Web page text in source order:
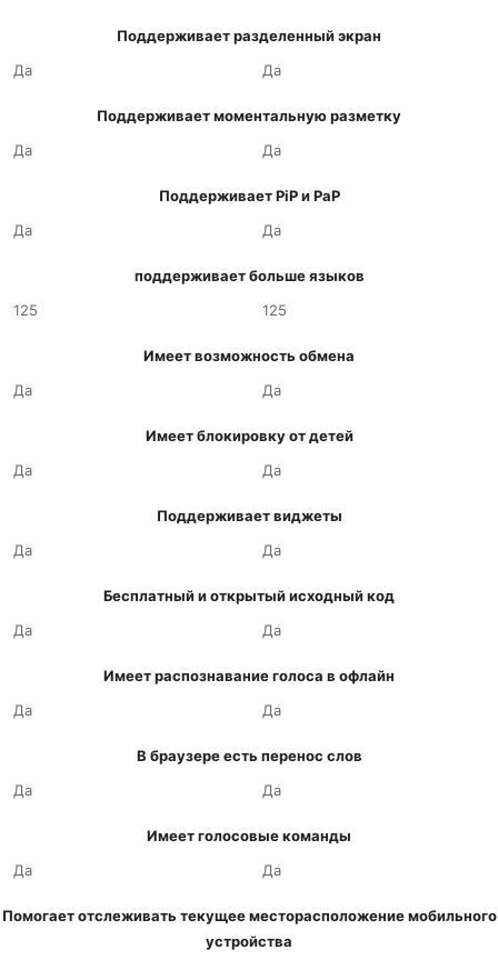
Поддерживает разделенный экран
Да
Да
Поддерживает моментальную разметку
Да
Да
Поддерживает PiP и PaP
Да
Да
поддерживает больше языков
125
125
Имеет возможность обмена
Да
Да
Имеет блокировку от детей
Да
Да
Поддерживает виджеты
Да
Да
Бесплатный и открытый исходный код
Да
Да
Имеет распознавание голоса в офлайн
Да
Да
В браузере есть перенос слов
Да
Да
Имеет голосовые команды
Да
Да
Помогает отслеживать текущее месторасположение мобильного
устройства